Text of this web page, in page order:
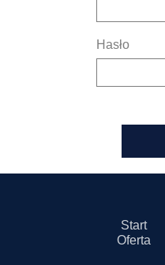
Hasło
Start
Oferta